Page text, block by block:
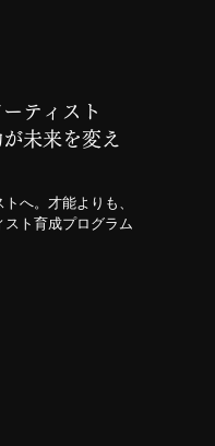
ティスト
未来を変え
へ。才能よりも、
ト育成プログラム